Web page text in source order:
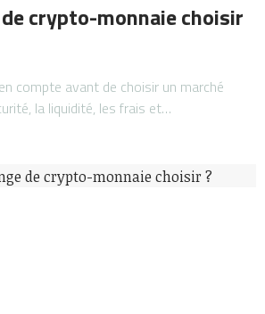
crypto-monnaie choisir
compte avant de choisir un marché
la liquidité, les frais et…